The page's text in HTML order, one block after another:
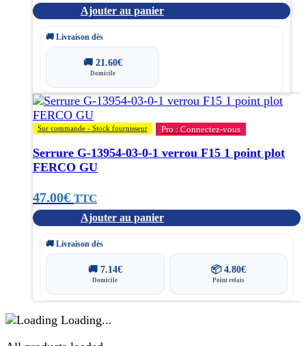
Ajouter au panier
🚚 Livraison dès
🚚 21.60€
Domicile
Sur commande - Stock fournisseur Pro : Connectez-vous
Serrure G-13954-03-0-1 verrou F15 1 point plot
FERCO GU
47.00€ TTC
Ajouter au panier
🚚 Livraison dès
🚚 7.14€
Domicile
📦 4.80€
Point relais
Loading...